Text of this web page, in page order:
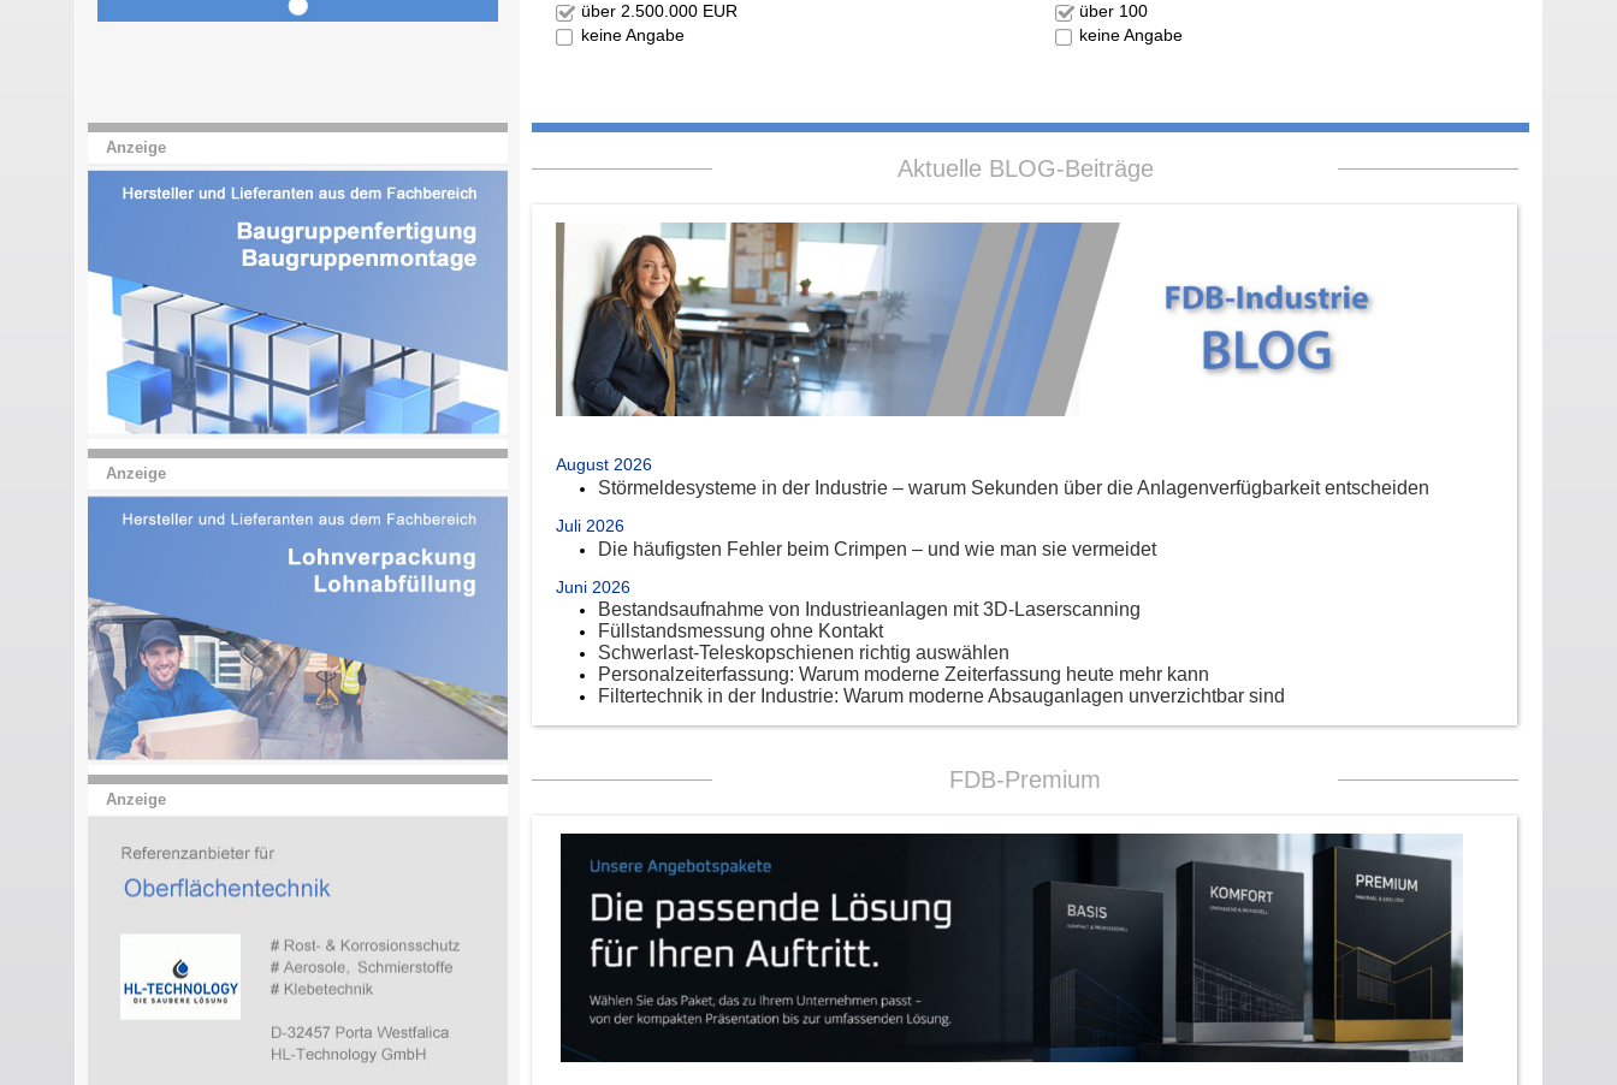
Anzeige
Anzeige
Anzeige
über 2.500.000 EUR
keine Angabe
über 100
keine Angabe
Aktuelle BLOG-Beiträge
August 2026
Störmeldesysteme in der Industrie – warum Sekunden über die Anlagenverfügbarkeit entscheiden
Juli 2026
Die häufigsten Fehler beim Crimpen – und wie man sie vermeidet
Juni 2026
Bestandsaufnahme von Industrieanlagen mit 3D-Laserscanning
Füllstandsmessung ohne Kontakt
Schwerlast-Teleskopschienen richtig auswählen
Personalzeiterfassung: Warum moderne Zeiterfassung heute mehr kann
Filtertechnik in der Industrie: Warum moderne Absauganlagen unverzichtbar sind
FDB-Premium